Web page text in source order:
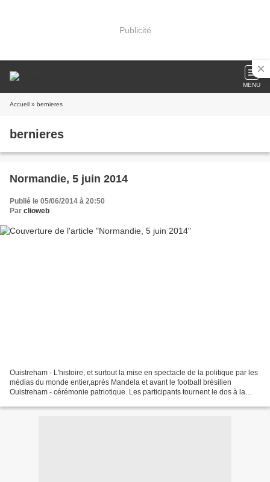
Publicité
MENU
Accueil » bernieres
bernieres
Normandie, 5 juin 2014
Publié le 05/06/2014 à 20:50
Par clioweb
Ouistreham - L'histoire, et surtout la mise en spectacle de la politique par les
médias du monde entier,après Mandela et avant le football brésilien
Ouistreham - cérémonie patriotique. Les participants tournent le dos à la